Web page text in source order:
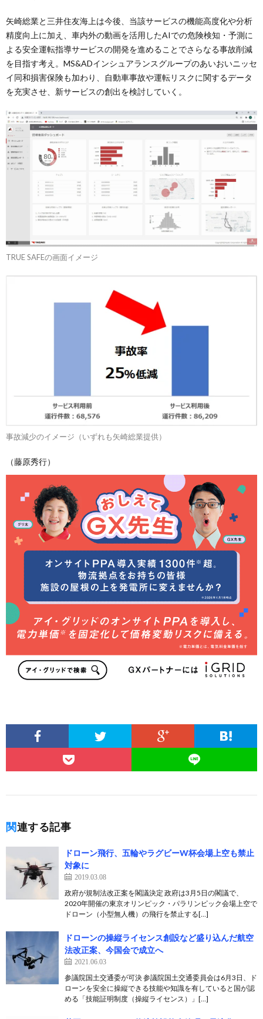
矢崎総業と三井住友海上は今後、当該サービスの機能高度化や分析
精度向上に加え、車内外の動画を活用したAIでの危険検知・予測に
よる安全運転指導サービスの開発を進めることでさらなる事故削減
を目指す考え。MS&ADインシュアランスグループのあいおいニッセ
イ同和損害保険も加わり、自動車事故や運転リスクに関するデータ
を充実させ、新サービスの創出を検討していく。
TRUE SAFEの画面イメージ
事故減少のイメージ（いずれも矢崎総業提供）
（藤原秀行）
関連する記事
ドローン飛行、五輪やラグビーW杯会場上空も禁止
対象に
2019.03.08
政府が規制法改正案を閣議決定 政府は3月5日の閣議で、
2020年開催の東京オリンピック・パラリンピック会場上空で
ドローン（小型無人機）の飛行を禁止する[…]
ドローンの操縦ライセンス創設など盛り込んだ航空
法改正案、今国会で成立へ
2021.06.03
参議院国土交通委が可決 参議院国土交通委員会は6月3日、ド
ローンを安全に操縦できる技能や知識を有していると国が認
める「技能証明制度（操縦ライセンス）」[…]